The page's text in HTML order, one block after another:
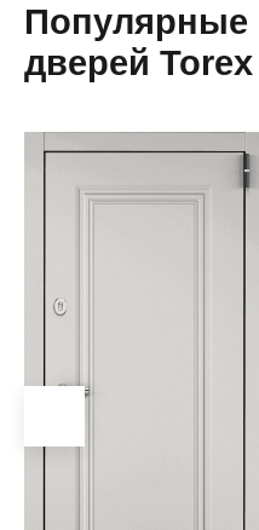
Популярные
дверей Torex